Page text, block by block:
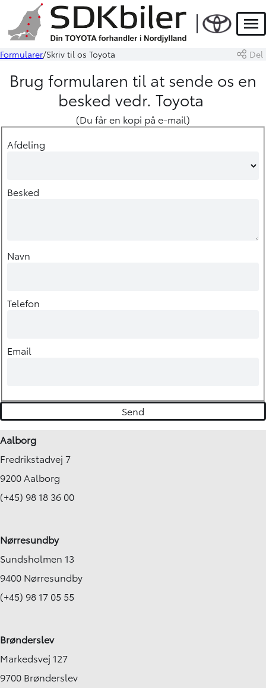
Formularer Skriv til os Toyota Del
Brug formularen til at sende os en
besked vedr. Toyota
(Du får en kopi på e-mail)
Afdeling
Besked
Navn
Telefon
Email
Aalborg
Fredrikstadvej 7
9200 Aalborg
(+45) 98 18 36 00
Nørresundby
Sundsholmen 13
9400 Nørresundby
(+45) 98 17 05 55
Brønderslev
Markedsvej 127
9700 Brønderslev